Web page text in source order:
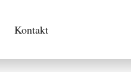
Kontakt